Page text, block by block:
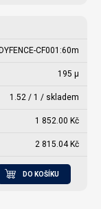
CF001:60m
195 µ
1.52 / 1 / skladem
1 852.00 Kč
2 815.04 Kč
DO KOŠÍKU